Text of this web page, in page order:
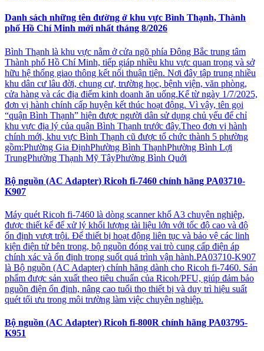
Danh sách những tên đường ở khu vực Bình Thạnh, Thành
phố Hồ Chí Minh mới nhất tháng 8/2026
Bình Thạnh là khu vực nằm ở cửa ngõ phía Đông Bắc trung tâm
Thành phố Hồ Chí Minh, tiếp giáp nhiều khu vực quan trọng và sở
hữu hệ thống giao thông kết nối thuận tiện. Nơi đây tập trung nhiều
khu dân cư lâu đời, chung cư, trường học, bệnh viện, văn phòng,
cửa hàng và các địa điểm kinh doanh ăn uống.Kể từ ngày 1/7/2025,
đơn vị hành chính cấp huyện kết thúc hoạt động. Vì vậy, tên gọi
“quận Bình Thạnh” hiện được người dân sử dụng chủ yếu để chỉ
khu vực địa lý của quận Bình Thạnh trước đây.Theo đơn vị hành
chính mới, khu vực Bình Thạnh cũ được tổ chức thành 5 phường
gồm:Phường Gia ĐịnhPhường Bình ThạnhPhường Bình Lợi
TrungPhường Thạnh Mỹ TâyPhường Bình Quới
Bộ nguồn (AC Adapter) Ricoh fi-7460 chính hãng PA03710-
K907
Máy quét Ricoh fi-7460 là dòng scanner khổ A3 chuyên nghiệp,
được thiết kế để xử lý khối lượng tài liệu lớn với tốc độ cao và độ
ổn định vượt trội. Để thiết bị hoạt động liên tục và bảo vệ các linh
kiện điện tử bên trong, bộ nguồn đóng vai trò cung cấp điện áp
chính xác và ổn định trong suốt quá trình vận hành.PA03710-K907
là Bộ nguồn (AC Adapter) chính hãng dành cho Ricoh fi-7460. Sản
phẩm được sản xuất theo tiêu chuẩn của Ricoh/PFU, giúp đảm bảo
nguồn điện ổn định, nâng cao tuổi thọ thiết bị và duy trì hiệu suất
quét tối ưu trong môi trường làm việc chuyên nghiệp.
Bộ nguồn (AC Adapter) Ricoh fi-800R chính hãng PA03795-
K951